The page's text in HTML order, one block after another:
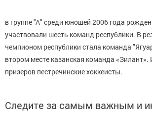
в группе "А" среди юношей 2006 года
участвовали шесть команд республики. В
чемпионом республики стала команда
втором месте казанская команда «Зилант».
призеров пестречинские хоккеисты.
Следите за самым важным и